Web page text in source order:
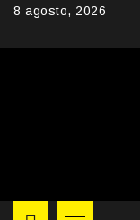
Skip8 agosto, 2026